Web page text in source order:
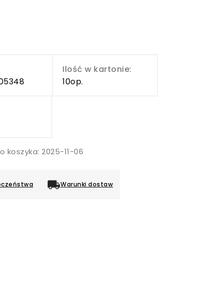
Ilość w kartonie:
10op.
2025-11-06
Warunki dostaw